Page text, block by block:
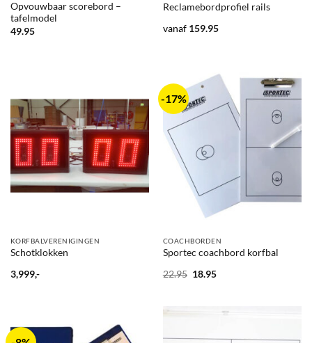
Opvouwbaar scorebord –
tafelmodel
49.95
Reclamebordprofiel rails
vanaf 159.95
KORFBALVERENIGINGEN
Schotklokken
3,999,-
-17%
COACHBORDEN
Sportec coachbord korfbal
22.95 Oorspronkelijke
18.95Huidige